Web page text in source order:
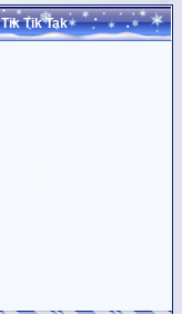
Tik Tik Tak